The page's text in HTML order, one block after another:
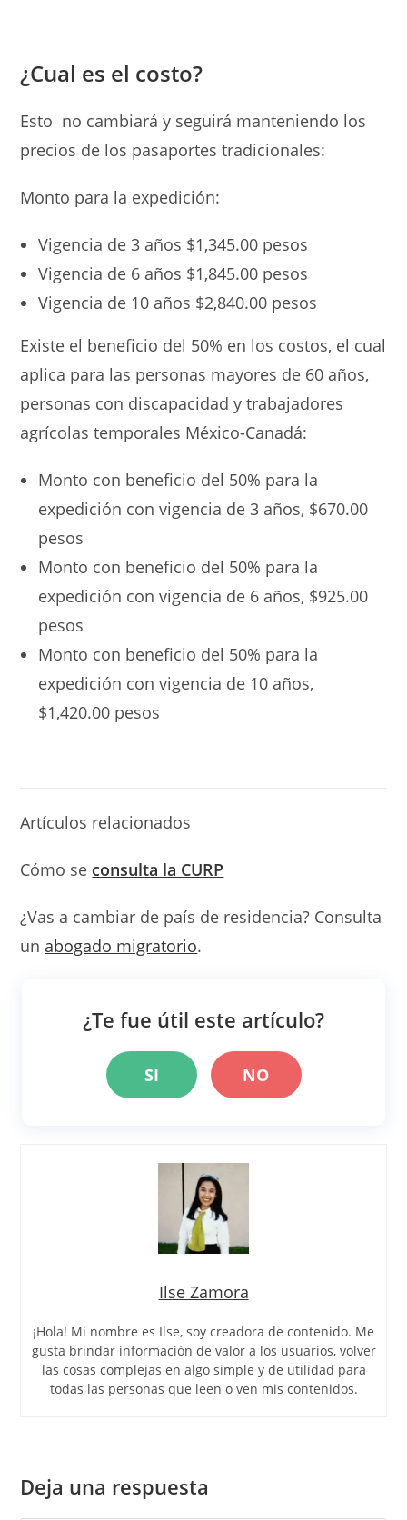
¿Cual es el costo?
Esto no cambiará y seguirá manteniendo los
precios de los pasaportes tradicionales:
Monto para la expedición:
Vigencia de 3 años $1,345.00 pesos
Vigencia de 6 años $1,845.00 pesos
Vigencia de 10 años $2,840.00 pesos
Existe el beneficio del 50% en los costos, el cual
aplica para las personas mayores de 60 años,
personas con discapacidad y trabajadores
agrícolas temporales México-Canadá:
Monto con beneficio del 50% para la
expedición con vigencia de 3 años, $670.00
pesos
Monto con beneficio del 50% para la
expedición con vigencia de 6 años, $925.00
pesos
Monto con beneficio del 50% para la
expedición con vigencia de 10 años,
$1,420.00 pesos
Artículos relacionados
Cómo se consulta la CURP
¿Vas a cambiar de país de residencia? Consulta
un abogado migratorio.
¿Te fue útil este artículo?
SI NO
Ilse Zamora
¡Hola! Mi nombre es Ilse, soy creadora de contenido. Me
gusta brindar información de valor a los usuarios, volver
las cosas complejas en algo simple y de utilidad para
todas las personas que leen o ven mis contenidos.
Deja una respuesta